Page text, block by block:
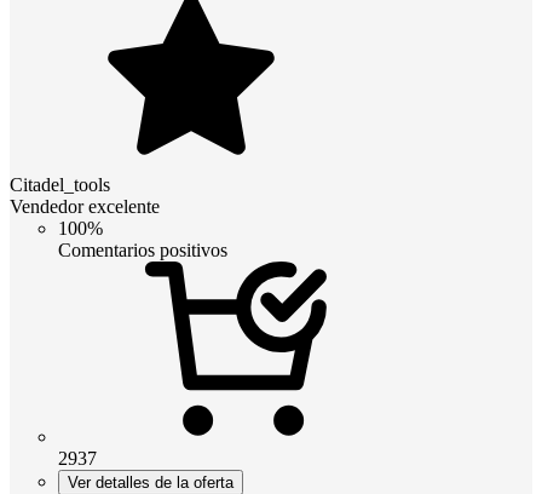
Citadel_tools
Vendedor excelente
100%
Comentarios positivos
2937
Ver detalles de la oferta